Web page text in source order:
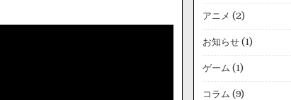
アニメ (2)
お知らせ(1)
ゲーム (1)
コラム (9)